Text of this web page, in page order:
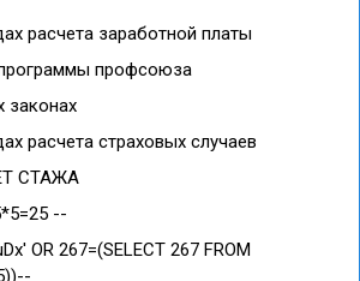
расчета заработной платы
профсоюза
законах
расчета страховых случаев
СТАЖА
--
OR 267=(SELECT 267 FROM